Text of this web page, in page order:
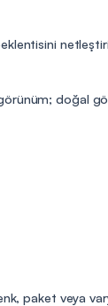
doğal
paket veya